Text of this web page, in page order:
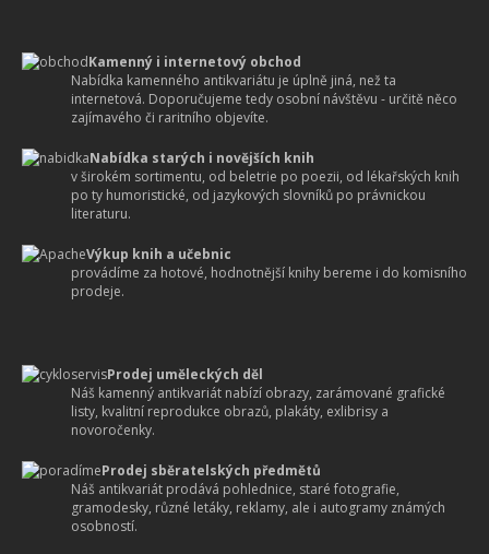
Kamenný i internetový obchod
Nabídka kamenného antikvariátu je úplně jiná, než ta
internetová. Doporučujeme tedy osobní návštěvu - určitě něco
zajímavého či raritního objevíte.
Nabídka starých i novějších knih
v širokém sortimentu, od beletrie po poezii, od lékařských knih
po ty humoristické, od jazykových slovníků po právnickou
literaturu.
Výkup knih a učebnic
provádíme za hotové, hodnotnější knihy bereme i do komisního
prodeje.
Prodej uměleckých děl
Náš kamenný antikvariát nabízí obrazy, zarámované grafické
listy, kvalitní reprodukce obrazů, plakáty, exlibrisy a
novoročenky.
Prodej sběratelských předmětů
Náš antikvariát prodává pohlednice, staré fotografie,
gramodesky, různé letáky, reklamy, ale i autogramy známých
osobností.